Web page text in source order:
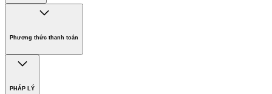
Phương thức thanh toán
Phương thức thanh toán
PHÁP LÝ